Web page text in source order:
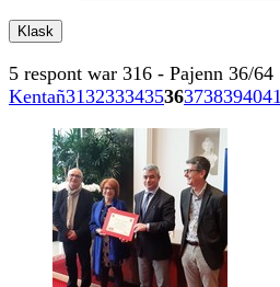
5 respont war 316 - Pajenn 36/64
Kentañ3132333435363738394041